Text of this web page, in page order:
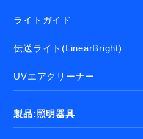
ライトガイド
伝送ライト(LinearBright)
UVエアクリーナー
製品:照明器具